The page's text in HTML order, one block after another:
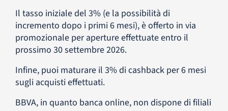
Il tasso iniziale del 3% (e la possibilità di
incremento dopo i primi 6 mesi), è offerto in via
promozionale per aperture effettuate entro il
prossimo 30 settembre 2026.
Infine, puoi maturare il 3% di cashback per 6 mesi
sugli acquisti effettuati.
BBVA, in quanto banca online, non dispone di filiali